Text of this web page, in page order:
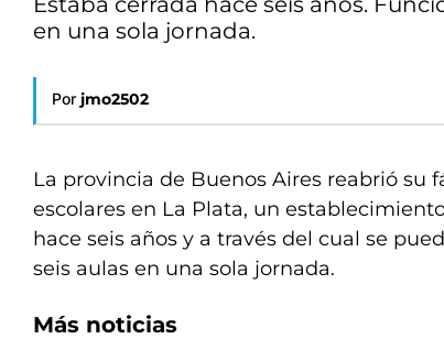
en una sola jornada.
Por jmo2502
La provincia de Buenos Aires reabrió su
escolares en La Plata, un
hace seis años y a través del cual se
seis aulas en una sola jornada.
Más noticias